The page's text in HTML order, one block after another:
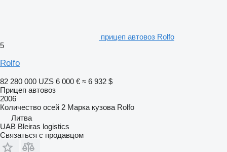
прицеп автовоз Rolfo
5
Rolfo
82 280 000 UZS 6 000 € ≈ 6 932 $
Прицеп автовоз
2006
Количество осей 2 Марка кузова Rolfo
Литва
UAB Bleiras logistics
Связаться с продавцом